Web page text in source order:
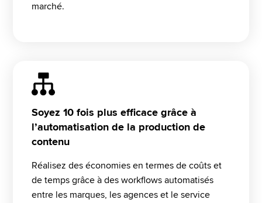
marché.
Soyez 10 fois plus efficace grâce à
l’automatisation de la production de
contenu
Réalisez des économies en termes de coûts et
de temps grâce à des workflows automatisés
entre les marques, les agences et le service